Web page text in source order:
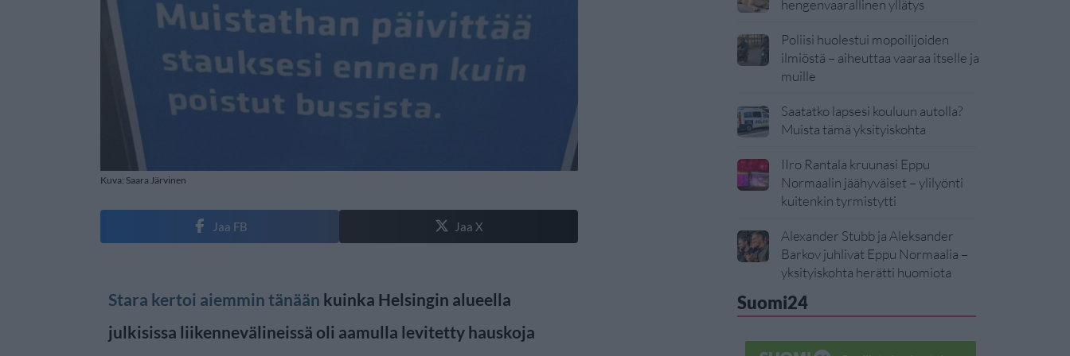
Kuva: Saara Järvinen
Jaa FB Jaa X
Stara kertoi aiemmin tänään kuinka Helsingin alueella
julkisissa liikennevälineissä oli aamulla levitetty hauskoja
hengenvaarallinen yllätys
Poliisi huolestui mopoilijoiden
ilmiöstä – aiheuttaa vaaraa itselle ja
muille
Saatatko lapsesi kouluun autolla?
Muista tämä yksityiskohta
IIro Rantala kruunasi Eppu
Normaalin jäähyväiset – ylilyönti
kuitenkin tyrmistytti
Alexander Stubb ja Aleksander
Barkov juhlivat Eppu Normaalia –
yksityiskohta herätti huomiota
Suomi24